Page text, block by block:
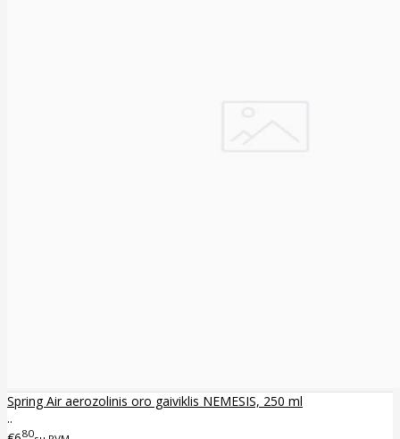
Spring Air aerozolinis oro gaiviklis NEMESIS, 250 ml
..
80